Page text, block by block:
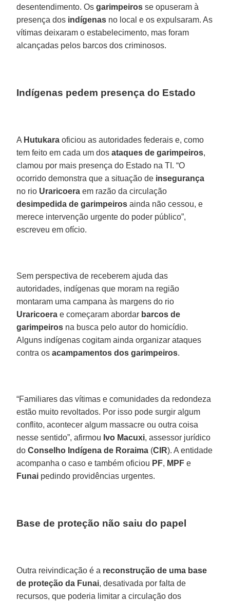
desentendimento. Osgarimpeiros se opuseram à
presença dos indígenas no local e os expulsaram. As
vítimas deixaram o estabelecimento, mas foram
alcançadas pelos barcos dos criminosos.
Indígenas pedem presença do Estado
A Hutukara oficiou as autoridades federais e, como
tem feito em cada um dosataques de garimpeiros,
clamou por mais presença do Estado na TI. “O
ocorrido demonstra que a situação de insegurança
no rio Uraricoera em razão da circulação
desimpedida de garimpeiros ainda não cessou, e
merece intervenção urgente do poder público”,
escreveu em ofício.
Sem perspectiva de receberem ajuda das
autoridades, indígenas que moram na região
montaram uma campana às margens do rio
Uraricoera e começaram abordar barcos de
garimpeiros na busca pelo autor do homicídio.
Alguns indígenas cogitam ainda organizar ataques
contra osacampamentos dos garimpeiros.
“Familiares das vítimas e comunidades da redondeza
estão muito revoltados. Por isso pode surgir algum
conflito, acontecer algum massacre ou outra coisa
nesse sentido”, afirmou Ivo Macuxi, assessor jurídico
doConselho Indígena de Roraima (CIR). A entidade
acompanha o caso e também oficiou PF, MPF e
Funai pedindo providências urgentes.
Base de proteção não saiu do papel
Outra reivindicação é a reconstrução de uma base
de proteção da Funai, desativada por falta de
recursos, que poderia limitar a circulação dos